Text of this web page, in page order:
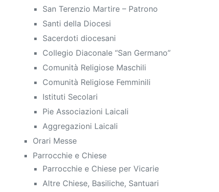
San Terenzio Martire – Patrono
Santi della Diocesi
Sacerdoti diocesani
Collegio Diaconale “San Germano”
Comunità Religiose Maschili
Comunità Religiose Femminili
Istituti Secolari
Pie Associazioni Laicali
Aggregazioni Laicali
Orari Messe
Parrocchie e Chiese
Parrocchie e Chiese per Vicarie
Altre Chiese, Basiliche, Santuari